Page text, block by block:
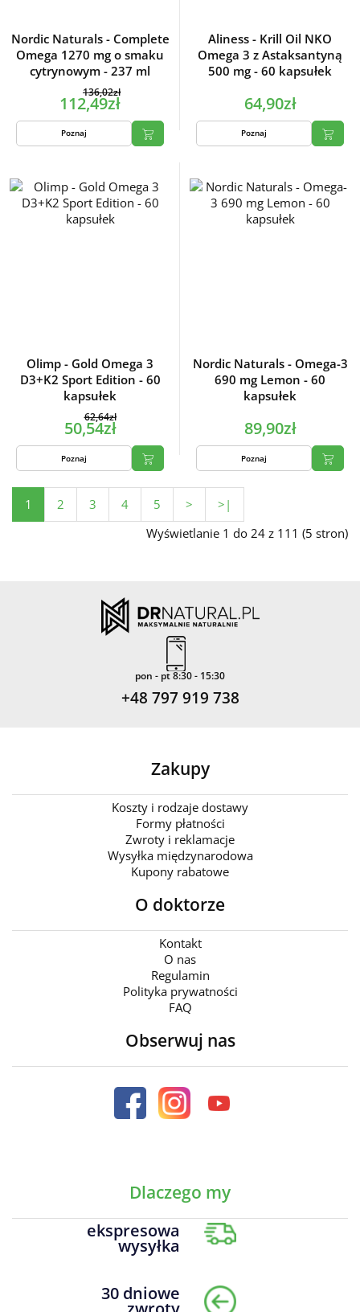
Nordic Naturals - Complete
Omega 1270 mg o smaku
cytrynowym - 237 ml
136,02zł
112,49zł
Poznaj
Aliness - Krill Oil NKO
Omega 3 z Astaksantyną
500 mg - 60 kapsułek
64,90zł
Poznaj
Olimp - Gold Omega 3
D3+K2 Sport Edition - 60
kapsułek
62,64zł
50,54zł
Poznaj
Nordic Naturals - Omega-3
690 mg Lemon - 60
kapsułek
89,90zł
Poznaj
1 2 3 4 5 >
>|
Wyświetlanie 1 do 24 z 111 (5 stron)
pon - pt 8:30 - 15:30
+48 797 919 738
Zakupy
Koszty i rodzaje dostawy
Formy płatności
Zwroty i reklamacje
Wysyłka międzynarodowa
Kupony rabatowe
O doktorze
Kontakt
O nas
Regulamin
Polityka prywatności
FAQ
Obserwuj nas
Dlaczego my
ekspresowa
wysyłka
30 dniowe